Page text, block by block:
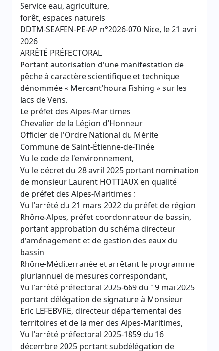
Service eau, agriculture,
forêt, espaces naturels
DDTM-SEAFEN-PE-AP n°2026-070 Nice, le 21 avril
2026
ARRÊTÉ PRÉFECTORAL
Portant autorisation d'une manifestation de
pêche à caractère scientifique et technique
dénommée « Mercant'houra Fishing » sur les
lacs de Vens.
Le préfet des Alpes-Maritimes
Chevalier de la Légion d'Honneur
Officier de l'Ordre National du Mérite
Commune de Saint-Étienne-de-Tinée
Vu le code de l'environnement,
Vu le décret du 28 avril 2025 portant nomination
de monsieur Laurent HOTTIAUX en qualité
de préfet des Alpes-Maritimes ;
Vu l'arrêté du 21 mars 2022 du préfet de région
Rhône-Alpes, préfet coordonnateur de bassin,
portant approbation du schéma directeur
d'aménagement et de gestion des eaux du
bassin
Rhône-Méditerranée et arrêtant le programme
pluriannuel de mesures correspondant,
Vu l'arrêté préfectoral 2025-669 du 19 mai 2025
portant délégation de signature à Monsieur
Eric LEFEBVRE, directeur départemental des
territoires et de la mer des Alpes-Maritimes,
Vu l'arrêté préfectoral 2025-1859 du 16
décembre 2025 portant subdélégation de